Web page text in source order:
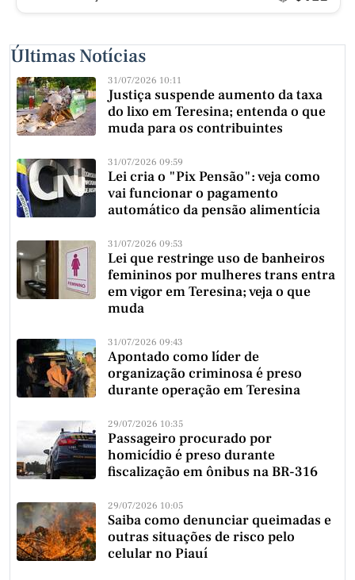
Últimas Notícias
31/07/2026 10:11
Justiça suspende aumento da taxa
do lixo em Teresina; entenda o que
muda para os contribuintes
31/07/2026 09:59
Lei cria o "Pix Pensão": veja como
vai funcionar o pagamento
automático da pensão alimentícia
31/07/2026 09:53
Lei que restringe uso de banheiros
femininos por mulheres trans entra
em vigor em Teresina; veja o que
muda
31/07/2026 09:43
Apontado como líder de
organização criminosa é preso
durante operação em Teresina
29/07/2026 10:35
Passageiro procurado por
homicídio é preso durante
fiscalização em ônibus na BR-316
29/07/2026 10:05
Saiba como denunciar queimadas e
outras situações de risco pelo
celular no Piauí